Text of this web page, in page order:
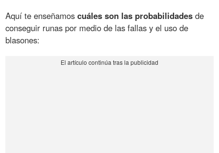
Aquí te enseñamoscuáles son las probabilidades de
conseguir runas por medio de las fallas y el uso de
blasones: